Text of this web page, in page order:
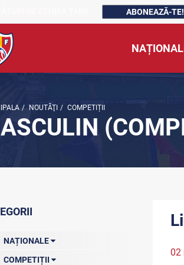
ABONEAZĂ-TE!
/ NOUTĂŢI / COMPETIȚII
NAȚIONALE
COMPETIȚII
02